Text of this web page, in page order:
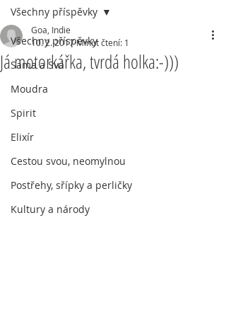
Všechny příspěvky
Sama a Svá
Moudra
Spirit
Elixír
Cestou svou, neomylnou
Postřehy, sřípky a perličky
Kultury a národy
Všechny příspěvky
Já motorkářka, tvrdá holka:-)))
Goa, Indie
10. 2. 2017 Minut čtení: 1